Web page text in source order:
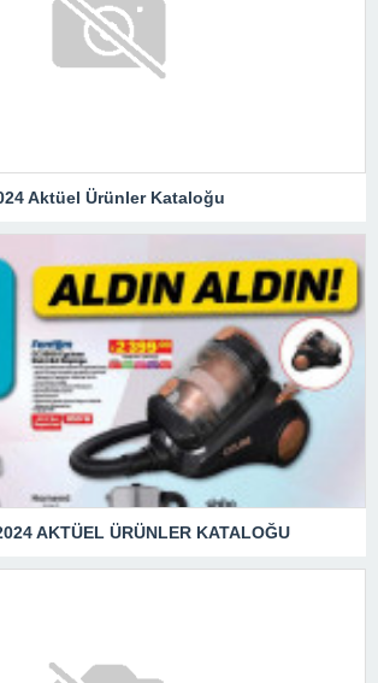
Aktüel Ürünler Kataloğu
AKTÜEL ÜRÜNLER KATALOĞU